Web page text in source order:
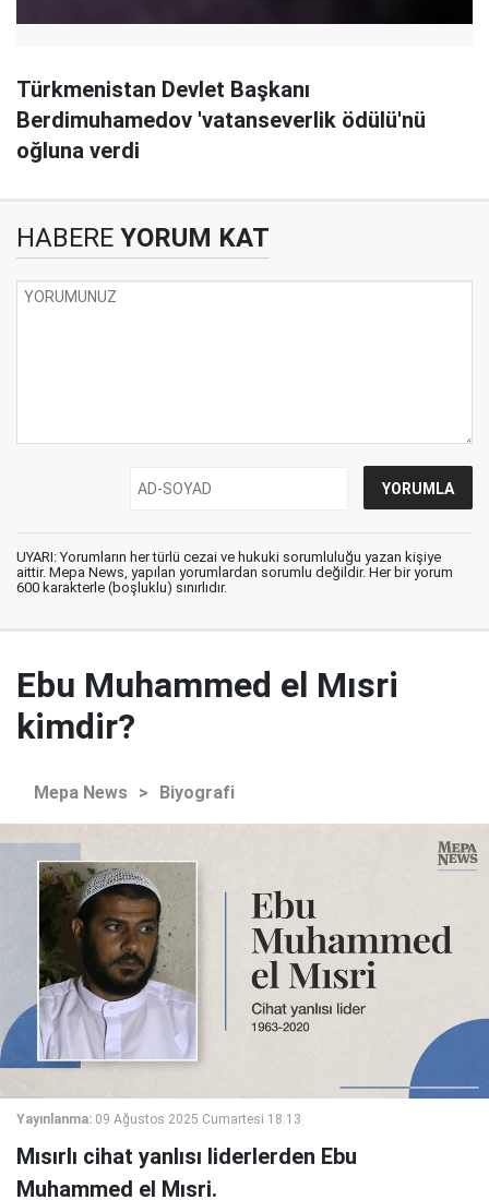
Türkmenistan Devlet Başkanı
Berdimuhamedov 'vatanseverlik ödülü'nü
oğluna verdi
HABERE YORUM KAT
UYARI: Yorumların her türlü cezai ve hukuki sorumluluğu yazan kişiye
aittir. Mepa News, yapılan yorumlardan sorumlu değildir. Her bir yorum
600 karakterle (boşluklu) sınırlıdır.
Ebu Muhammed el Mısri
kimdir?
Mepa News > Biyografi
Yayınlanma: 09 Ağustos 2025 Cumartesi 18:13
Mısırlı cihat yanlısı liderlerden Ebu
Muhammed el Mısri.